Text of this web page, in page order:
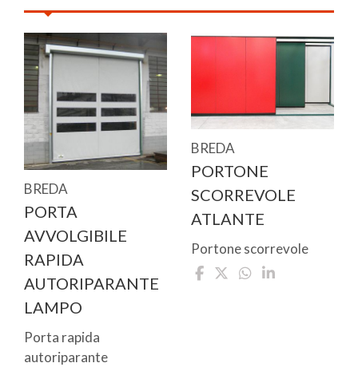
BREDA
PORTA
AVVOLGIBILE
RAPIDA
AUTORIPARANTE
LAMPO
Porta rapida
autoriparante
BREDA
PORTONE
SCORREVOLE
ATLANTE
Portone scorrevole